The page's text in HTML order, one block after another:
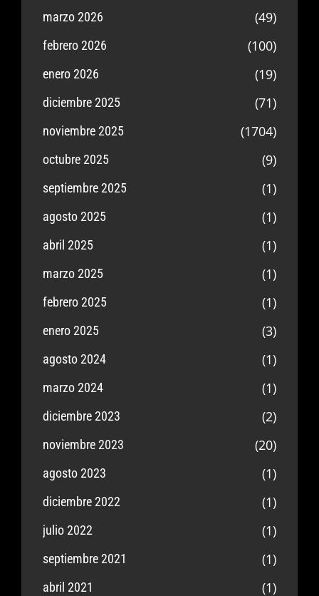
marzo 2026 (49)
febrero 2026 (100)
enero 2026 (19)
diciembre 2025 (71)
noviembre 2025 (1704)
octubre 2025 (9)
septiembre 2025 (1)
agosto 2025 (1)
abril 2025 (1)
marzo 2025 (1)
febrero 2025 (1)
enero 2025 (3)
agosto 2024 (1)
marzo 2024 (1)
diciembre 2023 (2)
noviembre 2023 (20)
agosto 2023 (1)
diciembre 2022 (1)
julio 2022 (1)
septiembre 2021 (1)
abril 2021 (1)